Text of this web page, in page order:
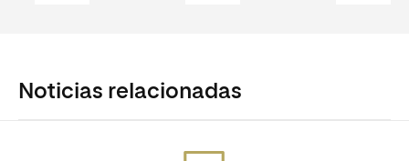
Noticias relacionadas